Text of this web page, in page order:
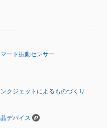
マート振動センサー
ンクジェットによるものづくり
デバイス